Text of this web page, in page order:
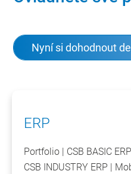
Nyní si dohodnout
ERP
Portfolio | CSB BASIC
CSB INDUSTRY ERP |